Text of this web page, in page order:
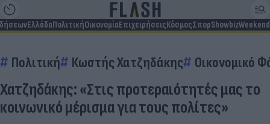
ΕλλάδαΠολιτικήΟικονομίαΕπιχειρήσειςΚόσμοςΣπορShowbizWeekend
Πολιτική Κωστής Χατζηδάκης Οικονομικό
Χατζηδάκης: «Στις προτεραιότητές μας το
κοινωνικό μέρισμα για τους πολίτες»